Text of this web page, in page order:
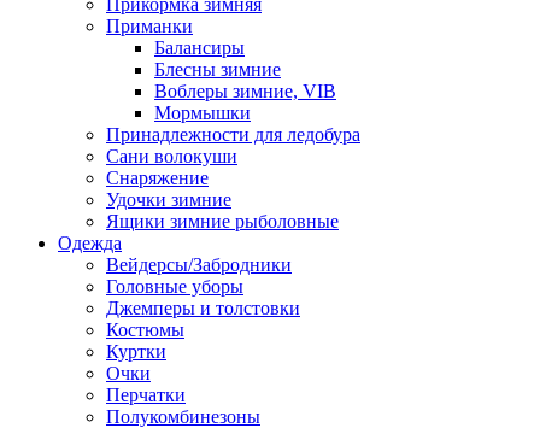
Прикормка зимняя
Приманки
Балансиры
Блесны зимние
Воблеры зимние, VIB
Мормышки
Принадлежности для ледобура
Сани волокуши
Снаряжение
Удочки зимние
Ящики зимние рыболовные
Одежда
Вейдерсы/Забродники
Головные уборы
Джемперы и толстовки
Костюмы
Куртки
Очки
Перчатки
Полукомбинезоны